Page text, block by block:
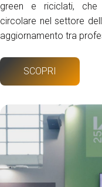
green e riciclati, che
circolare nel settore
aggiornamento tra
SCOPRI